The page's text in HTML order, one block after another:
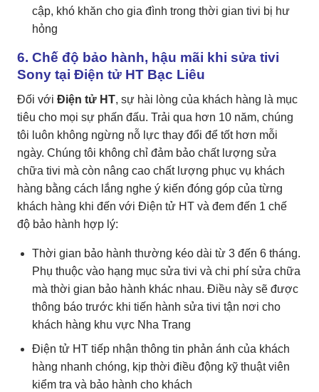
cập, khó khăn cho gia đình trong thời gian tivi bị hư
hỏng
6. Chế độ bảo hành, hậu mãi khi sửa tivi
Sony tại Điện tử HT Bạc Liêu
Đối với Điện tử HT, sự hài lòng của khách hàng là mục
tiêu cho mọi sự phấn đấu. Trải qua hơn 10 năm, chúng
tôi luôn không ngừng nỗ lực thay đổi để tốt hơn mỗi
ngày. Chúng tôi không chỉ đảm bảo chất lượng sửa
chữa tivi mà còn nâng cao chất lượng phục vụ khách
hàng bằng cách lắng nghe ý kiến đóng góp của từng
khách hàng khi đến với Điện tử HT và đem đến 1 chế
độ bảo hành hợp lý:
Thời gian bảo hành thường kéo dài từ 3 đến 6 tháng.
Phụ thuộc vào hạng mục sửa tivi và chi phí sửa chữa
mà thời gian bảo hành khác nhau. Điều này sẽ được
thông báo trước khi tiến hành sửa tivi tận nơi cho
khách hàng khu vực Nha Trang
Điện tử HT tiếp nhận thông tin phản ánh của khách
hàng nhanh chóng, kịp thời điều động kỹ thuật viên
kiểm tra và bảo hành cho khách